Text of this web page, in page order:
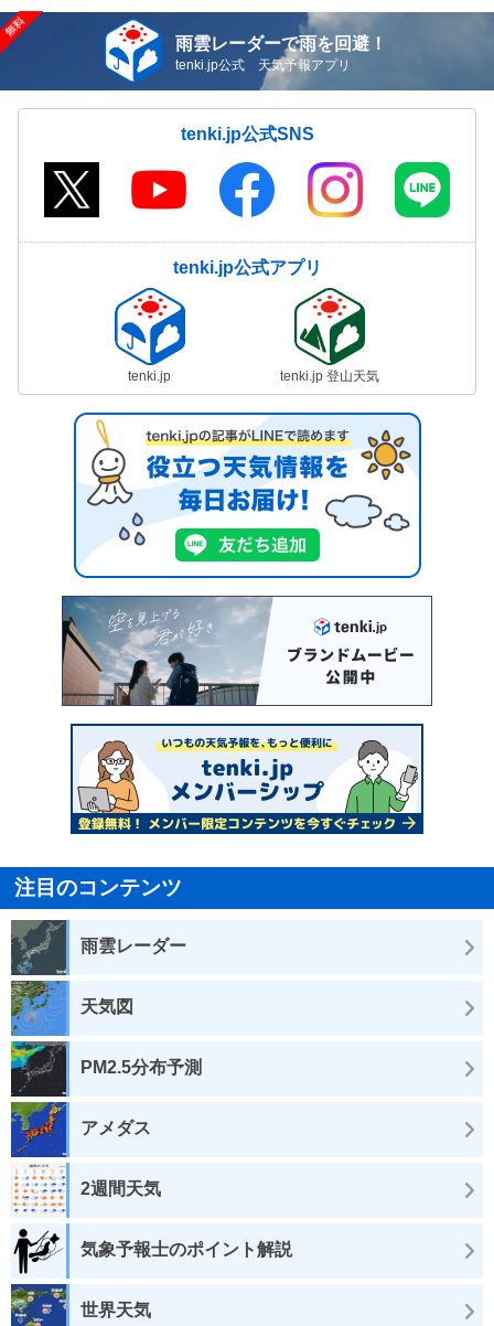
雨雲レーダーで雨を回避！
tenki.jp公式 天気予報アプリ
tenki.jp公式SNS
tenki.jp公式アプリ
tenki.jp tenki.jp 登山天気
注目のコンテンツ
雨雲レーダー
天気図
PM2.5分布予測
アメダス
2週間天気
気象予報士のポイント解説
世界天気